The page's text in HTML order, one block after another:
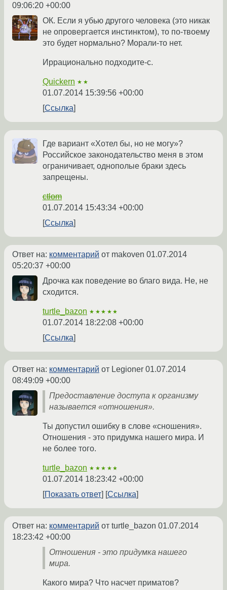
09:06:20 +00:00
ОК. Если я убью другого человека (это никак
не опровергается инстинктом), то по-твоему
это будет нормально? Морали-то нет.
Иррационально подходите-с.
Quickern ★★
01.07.2014 15:39:56 +00:00
Ссылка
Где вариант «Хотел бы, но не могу»?
Российское законодательство меня в этом
ограничивает, однополые браки здесь
запрещены.
ctlom
01.07.2014 15:43:34 +00:00
Ссылка
Ответ на: комментарий от makoven 01.07.2014
05:20:37 +00:00
Дрочка как поведение во благо вида. Не, не
сходится.
turtle_bazon ★★★★★
01.07.2014 18:22:08 +00:00
Ссылка
Ответ на: комментарий от Legioner 01.07.2014
08:49:09 +00:00
Предоставление доступа к организму
называется «отношения».
Ты допустил ошибку в слове «сношения».
Отношения - это придумка нашего мира. И
не более того.
turtle_bazon ★★★★★
01.07.2014 18:23:42 +00:00
Показать ответ
Ссылка
Ответ на: комментарий от turtle_bazon 01.07.2014
18:23:42 +00:00
Отношения - это придумка нашего
мира.
Какого мира? Что насчет приматов?